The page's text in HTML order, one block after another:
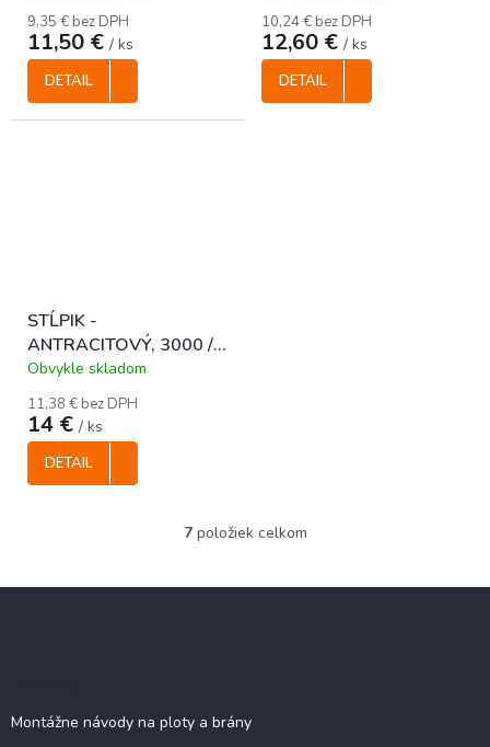
9,35 € bez DPH
11,50 € / ks
DETAIL
10,24 € bez DPH
12,60 € / ks
DETAIL
STĹPIK -
ANTRACITOVÝ, 3000 /
40 x 60 mm
Obvykle skladom
11,38 € bez DPH
14 € / ks
DETAIL
O
l
p
7položiek celkom
Montážne návody na ploty a brány